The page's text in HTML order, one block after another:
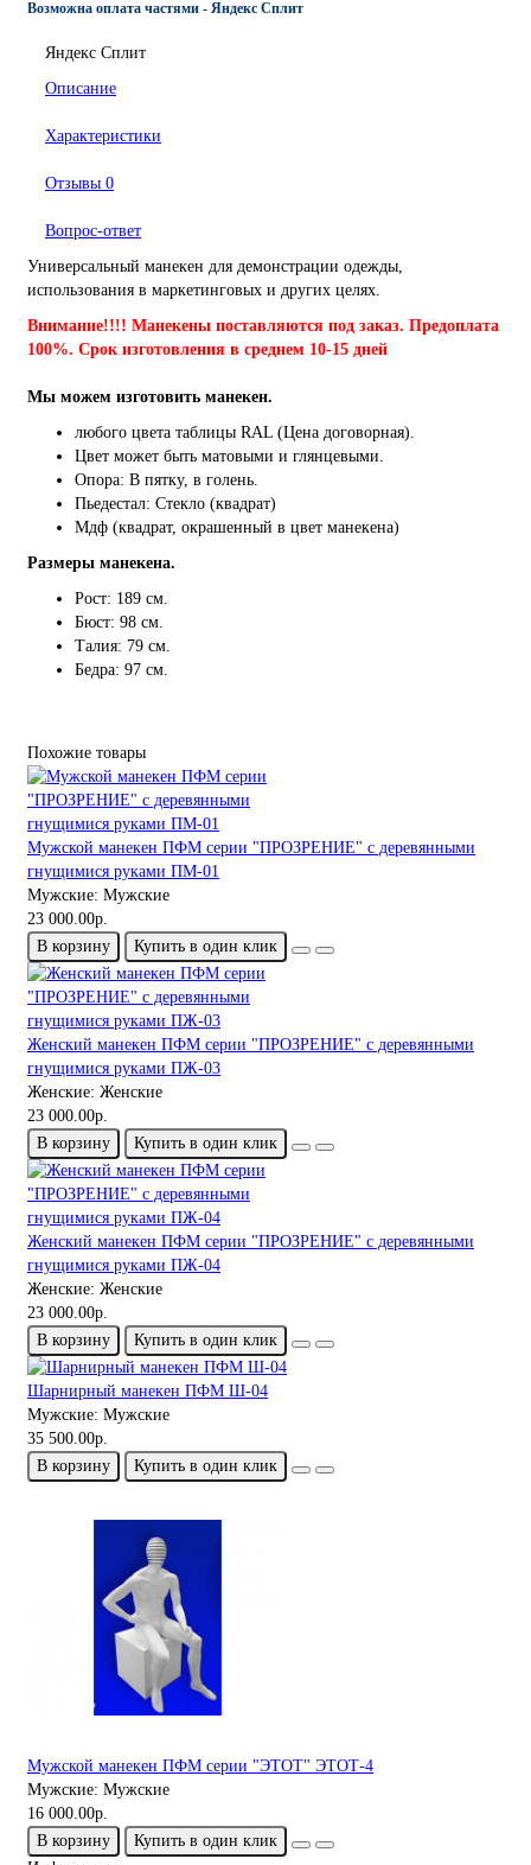
Возможна оплата частями - Яндекс Сплит
Яндекс Сплит
Описание
Характеристики
Отзывы 0
Вопрос-ответ
Универсальный манекен для демонстрации одежды,
использования в маркетинговых и других целях.
Внимание!!!! Манекены поставляются под заказ. Предоплата
100%. Срок изготовления в среднем 10-15 дней
Мы можем изготовить манекен.
любого цвета таблицы RAL (Цена договорная).
Цвет может быть матовыми и глянцевыми.
Опора: В пятку, в голень.
Пьедестал: Стекло (квадрат)
Мдф (квадрат, окрашенный в цвет манекена)
Размеры манекена.
Рост: 189 см.
Бюст: 98 см.
Талия: 79 см.
Бедра: 97 см.
Похожие товары
Мужской манекен ПФМ серии "ПРОЗРЕНИЕ" с деревянными
гнущимися руками ПМ-01
Мужские: Мужские
23 000.00р.
В корзину
Купить в один клик
Женский манекен ПФМ серии "ПРОЗРЕНИЕ" с деревянными
гнущимися руками ПЖ-03
Женские: Женские
23 000.00р.
В корзину
Купить в один клик
Женский манекен ПФМ серии "ПРОЗРЕНИЕ" с деревянными
гнущимися руками ПЖ-04
Женские: Женские
23 000.00р.
В корзину
Купить в один клик
Шарнирный манекен ПФМ Ш-04
Мужские: Мужские
35 500.00р.
В корзину
Купить в один клик
Мужской манекен ПФМ серии "ЭТОТ" ЭТОТ-4
Мужские: Мужские
16 000.00р.
В корзину
Купить в один клик